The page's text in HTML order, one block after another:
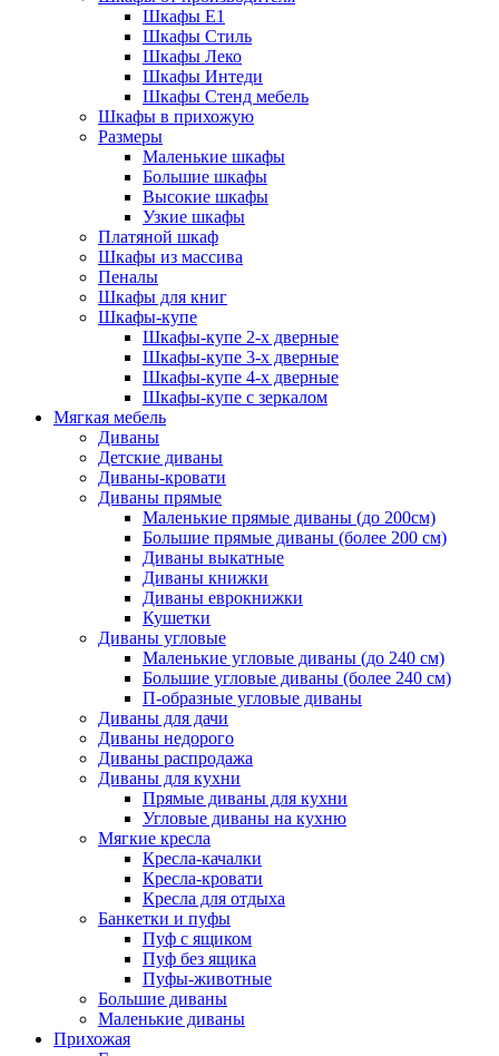
Шкафы E1
Шкафы Стиль
Шкафы Леко
Шкафы Интеди
Шкафы Стенд мебель
Шкафы в прихожую
Размеры
Маленькие шкафы
Большие шкафы
Высокие шкафы
Узкие шкафы
Платяной шкаф
Шкафы из массива
Пеналы
Шкафы для книг
Шкафы-купе
Шкафы-купе 2-х дверные
Шкафы-купе 3-х дверные
Шкафы-купе 4-х дверные
Шкафы-купе с зеркалом
Мягкая мебель
Диваны
Детские диваны
Диваны-кровати
Диваны прямые
Маленькие прямые диваны (до 200см)
Большие прямые диваны (более 200 см)
Диваны выкатные
Диваны книжки
Диваны еврокнижки
Кушетки
Диваны угловые
Маленькие угловые диваны (до 240 см)
Большие угловые диваны (более 240 см)
П-образные угловые диваны
Диваны для дачи
Диваны недорого
Диваны распродажа
Диваны для кухни
Прямые диваны для кухни
Угловые диваны на кухню
Мягкие кресла
Кресла-качалки
Кресла-кровати
Кресла для отдыха
Банкетки и пуфы
Пуф с ящиком
Пуф без ящика
Пуфы-животные
Большие диваны
Маленькие диваны
Прихожая